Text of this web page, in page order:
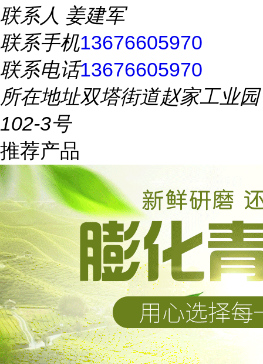
联系人 姜建军
联系手机13676605970
联系电话13676605970
所在地址双塔街道赵家工业园
102-3号
推荐产品